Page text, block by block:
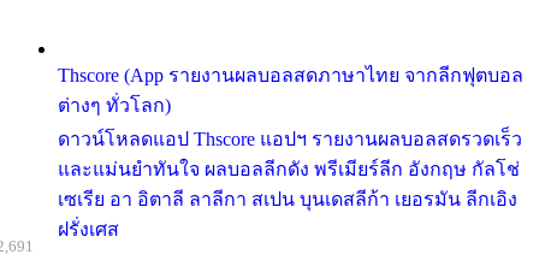
Thscore (App รายงานผลบอลสดภาษาไทย จากลีกฟุตบอล
ต่างๆ ทั่วโลก)
ดาวน์โหลดแอป Thscore แอปฯ รายงานผลบอลสดรวดเร็ว
และแม่นยำทันใจ ผลบอลลีกดัง พรีเมียร์ลีก อังกฤษ กัลโช่
เซเรีย อา อิตาลี ลาลีกา สเปน บุนเดสลีก้า เยอรมัน ลีกเอิง
ฝรั่งเศส